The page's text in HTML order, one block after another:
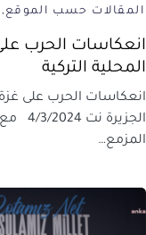
المقالات حسب الموقع
انعكاسات الحرب
المحلية التركية
انعكاسات الحرب على غزة
المزمع…